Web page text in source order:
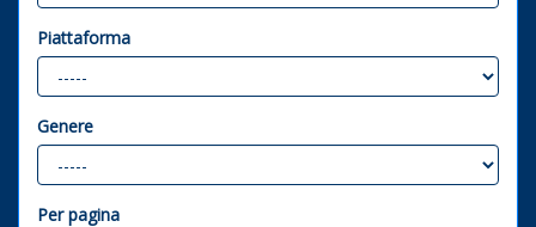
Piattaforma
Genere
Per pagina